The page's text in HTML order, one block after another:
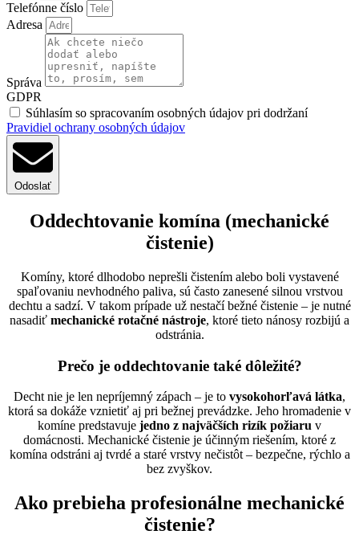
Telefónne číslo
Adresa
Správa
GDPR
Súhlasím so spracovaním osobných údajov pri dodržaní
Pravidiel ochrany osobných údajov
Odoslať
Oddechtovanie komína (mechanické
čistenie)
Komíny, ktoré dlhodobo neprešli čistením alebo boli vystavené
spaľovaniu nevhodného paliva, sú často zanesené silnou vrstvou
dechtu a sadzí. V takom prípade už nestačí bežné čistenie – je nutné
nasadiť mechanické rotačné nástroje, ktoré tieto nánosy rozbijú a
odstránia.
Prečo je oddechtovanie také dôležité?
Decht nie je len nepríjemný zápach – je to vysokohorľavá látka,
ktorá sa dokáže vznietiť aj pri bežnej prevádzke. Jeho hromadenie v
komíne predstavuje jedno z najväčších rizík požiaru v
domácnosti. Mechanické čistenie je účinným riešením, ktoré z
komína odstráni aj tvrdé a staré vrstvy nečistôt – bezpečne, rýchlo a
bez zvyškov.
Ako prebieha profesionálne mechanické
čistenie?